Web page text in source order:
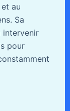
au
Sa
intervenir
pour